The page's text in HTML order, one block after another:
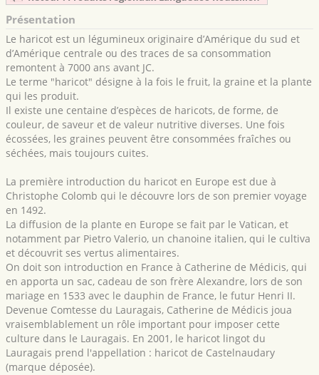
Présentation
Le haricot est un légumineux originaire d’Amérique du sud et
d’Amérique centrale ou des traces de sa consommation
remontent à 7000 ans avant JC.
Le terme "haricot" désigne à la fois le fruit, la graine et la plante
qui les produit.
Il existe une centaine d’espèces de haricots, de forme, de
couleur, de saveur et de valeur nutritive diverses. Une fois
écossées, les graines peuvent être consommées fraîches ou
séchées, mais toujours cuites.
La première introduction du haricot en Europe est due à
Christophe Colomb qui le découvre lors de son premier voyage
en 1492.
La diffusion de la plante en Europe se fait par le Vatican, et
notamment par Pietro Valerio, un chanoine italien, qui le cultiva
et découvrit ses vertus alimentaires.
On doit son introduction en France à Catherine de Médicis, qui
en apporta un sac, cadeau de son frère Alexandre, lors de son
mariage en 1533 avec le dauphin de France, le futur Henri II.
Devenue Comtesse du Lauragais, Catherine de Médicis joua
vraisemblablement un rôle important pour imposer cette
culture dans le Lauragais. En 2001, le haricot lingot du
Lauragais prend l'appellation : haricot de Castelnaudary
(marque déposée).